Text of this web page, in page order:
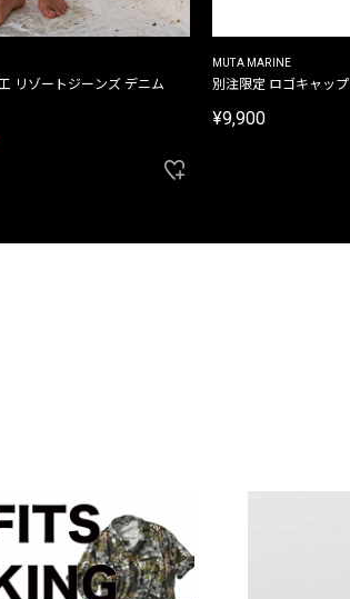
リゾートジーンズ デニム
MUTA MARINE
別注限定 ロゴキャップ
¥9,900